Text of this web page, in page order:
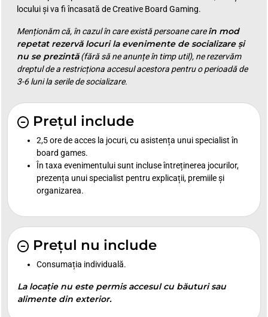
locului și va fi încasată de Creative Board Gaming.
Menționăm că, în cazul în care există persoane careîn mod
repetat rezervă locuri la evenimente de socializare și
nu se prezintă(fără să ne anunțe în timp util), ne rezervăm
dreptul de a restricționa accesul acestora pentru o perioadă de
3-6 luni la serile de socializare.
Prețul include
2,5 ore de acces la jocuri, cu asistența unui specialist în
board games.
În taxa evenimentului sunt incluse întreținerea jocurilor,
prezența unui specialist pentru explicații, premiile și
organizarea.
Prețul nu include
Consumația individuală.
La locație nu este permis accesul cu băuturi sau
alimente din exterior.